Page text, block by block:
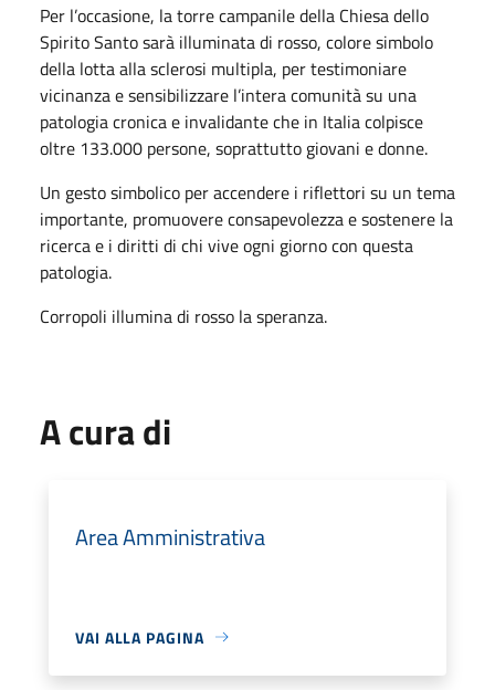
Per l’occasione, la torre campanile della Chiesa dello
Spirito Santo sarà illuminata di rosso, colore simbolo
della lotta alla sclerosi multipla, per testimoniare
vicinanza e sensibilizzare l’intera comunità su una
patologia cronica e invalidante che in Italia colpisce
oltre 133.000 persone, soprattutto giovani e donne.
Un gesto simbolico per accendere i riflettori su un tema
importante, promuovere consapevolezza e sostenere la
ricerca e i diritti di chi vive ogni giorno con questa
patologia.
Corropoli illumina di rosso la speranza.
A cura di
Area Amministrativa
VAI ALLA PAGINA